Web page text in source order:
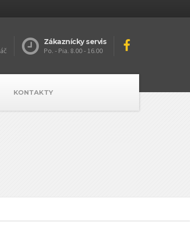
Zákaznícky servis
Po. - Pia. 8.00 - 16.00
KONTAKTY